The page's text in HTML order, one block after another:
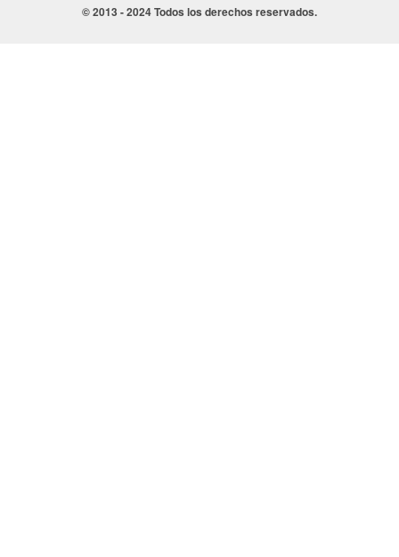
© 2013 - 2024 Todos los derechos reservados.